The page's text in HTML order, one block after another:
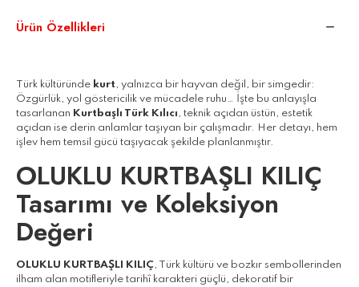
Ürün Özellikleri
Türk kültüründe kurt, yalnızca bir hayvan değil, bir simgedir:
Özgürlük, yol göstericilik ve mücadele ruhu… İşte bu anlayışla
tasarlanan Kurtbaşlı Türk Kılıcı, teknik açıdan üstün, estetik
açıdan ise derin anlamlar taşıyan bir çalışmadır. Her detayı, hem
işlev hem temsil gücü taşıyacak şekilde planlanmıştır.
OLUKLU KURTBAŞLI KILIÇ
Tasarımı ve Koleksiyon
Değeri
OLUKLU KURTBAŞLI KILIÇ, Türk kültürü ve bozkır sembollerinden
ilham alan motifleriyle tarihî karakteri güçlü, dekoratif bir